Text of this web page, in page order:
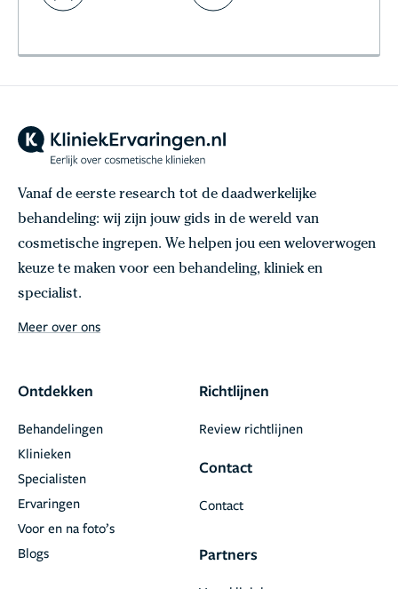
Vanaf de eerste research tot de daadwerkelijke
behandeling: wij zijn jouw gids in de wereld van
cosmetische ingrepen. We helpen jou een weloverwogen
keuze te maken voor een behandeling, kliniek en
specialist.
Meer over ons
Ontdekken
Behandelingen
Klinieken
Specialisten
Ervaringen
Voor en na foto’s
Blogs
Richtlijnen
Review richtlijnen
Contact
Contact
Partners